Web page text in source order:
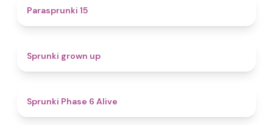
Parasprunki 15
Sprunki grown up
Sprunki Phase 6 Alive